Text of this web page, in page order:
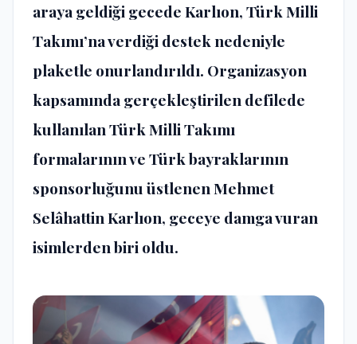
araya geldiği gecede Karlıon, Türk Milli
Takımı’na verdiği destek nedeniyle
plaketle onurlandırıldı. Organizasyon
kapsamında gerçekleştirilen defilede
kullanılan Türk Milli Takımı
formalarının ve Türk bayraklarının
sponsorluğunu üstlenen Mehmet
Selâhattin Karlıon, geceye damga vuran
isimlerden biri oldu.